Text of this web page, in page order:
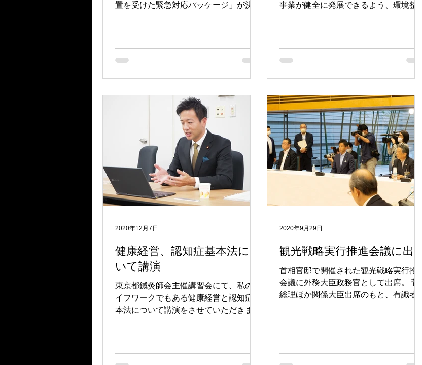
置を受けた緊急対応パッケージ」が決定
す。 今回取りまとめたパッケージは、
今後の対応方針をまとめたもので、各項
きるよう、政府・与党一丸となって進め
は以下のPDFをご覧ください。
事業が健全に発展できるよう、環境整備
健康経営、認知症基本法につ
いて講演
東京都鍼灸師会主催講習会にて、私のラ
イフワークでもある健康経営と認知症基
本法について講演をさせていただきまし
2020年12月7日
観光戦略実行推進会議に出席
首相官邸で開催された観光戦略実行推進
会議に外務大臣政務官として出席。 菅
総理ほか関係大臣出席のもと、有識者か
2020年9月29日